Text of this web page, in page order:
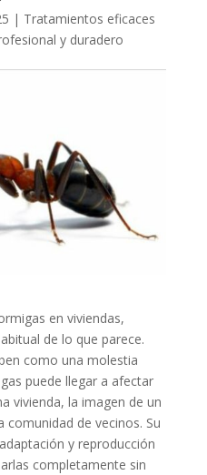
| Tratamientos eficaces
y duradero
en viviendas,
de lo que parece.
como una molestia
puede llegar a afectar
vivienda, la imagen de un
de vecinos. Su
y reproducción
completamente sin